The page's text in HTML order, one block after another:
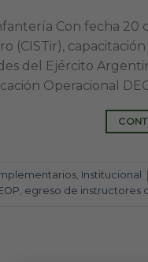
Con fecha
(CISTir),
del Ejército
Operacional
, Institucional
, egreso de instructores